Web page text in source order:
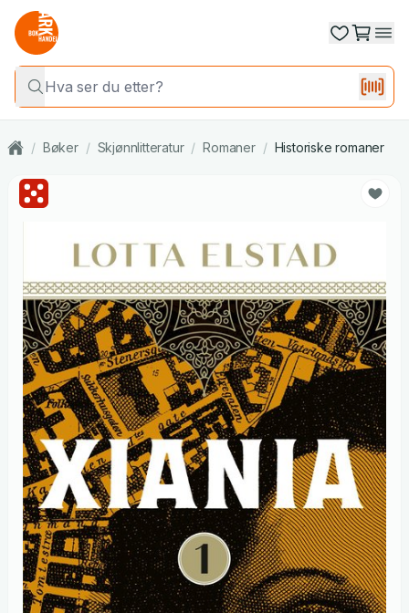
/ Bøker / Skjønnlitteratur / Romaner / Historiske romaner